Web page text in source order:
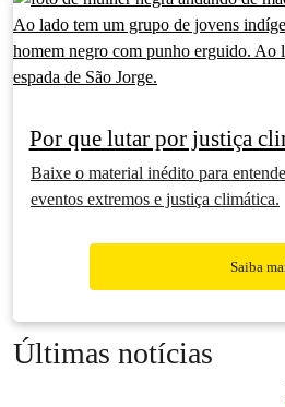
Por que lutar por justiça
Baixe o material inédito para
eventos extremos e justiça climática.
Saiba
Últimas notícias